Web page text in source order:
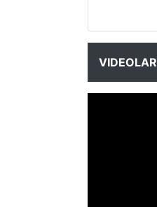
VIDEOLAR